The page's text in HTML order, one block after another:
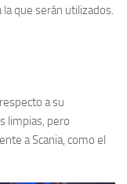
la que serán utilizados.
a su
limpias, pero
a Scania, como el